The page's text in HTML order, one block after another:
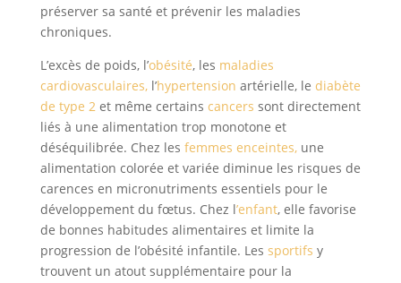
préserver sa santé et prévenir les maladies
chroniques.
L’excès de poids, l’obésité, les maladies
cardiovasculaires,l’hypertension artérielle, le diabète
de type 2 et même certains cancers sont directement
liés à une alimentation trop monotone et
déséquilibrée. Chez les femmes enceintes,une
alimentation colorée et variée diminue les risques de
carences en micronutriments essentiels pour le
développement du fœtus. Chez l’enfant, elle favorise
de bonnes habitudes alimentaires et limite la
progression de l’obésité infantile. Les sportifs y
trouvent un atout supplémentaire pour la